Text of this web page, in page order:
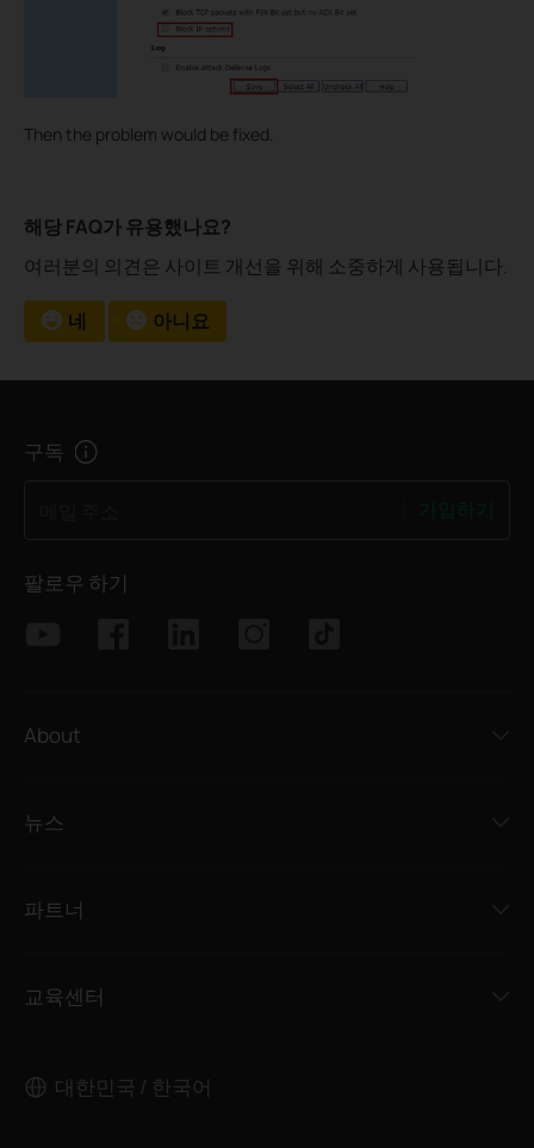
Then the problem would be fixed.
해당 FAQ가 유용했나요?
여러분의 의견은 사이트 개선을 위해 소중하게 사용됩니다.
네 아니요
구독
팔로우 하기
About
뉴스
파트너
교육센터
대한민국 / 한국어